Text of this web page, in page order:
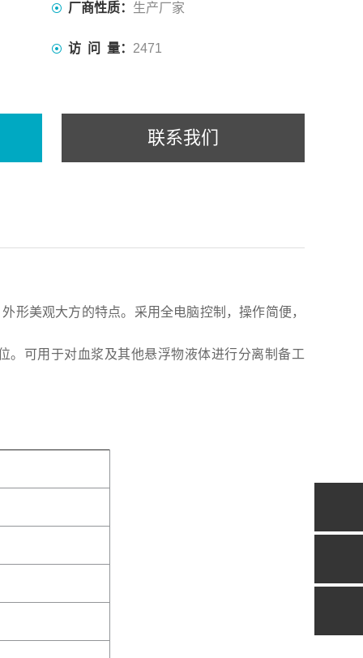
厂商性质： 生产厂家
访 问 量： 2471
联系我们
美观大方的特点。采用全电脑控制，操作简便，
可用于对血浆及其他悬浮物液体进行分离制备工